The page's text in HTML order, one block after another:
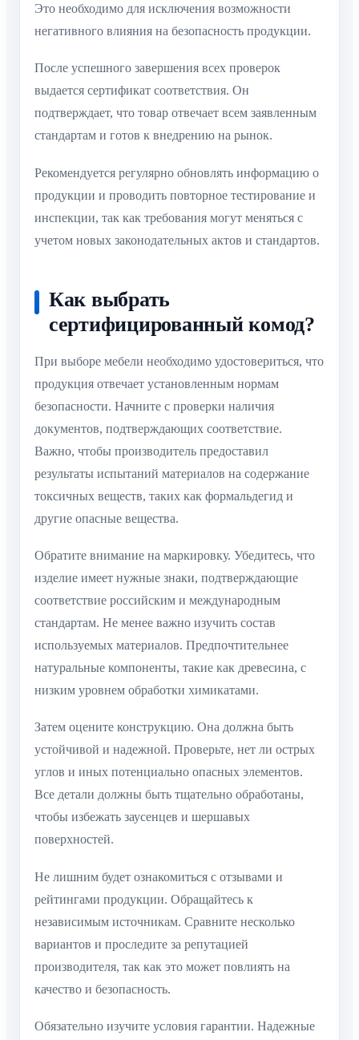
Это необходимо для исключения возможности
негативного влияния на безопасность продукции.
После успешного завершения всех проверок
выдается сертификат соответствия. Он
подтверждает, что товар отвечает всем заявленным
стандартам и готов к внедрению на рынок.
Рекомендуется регулярно обновлять информацию о
продукции и проводить повторное тестирование и
инспекции, так как требования могут меняться с
учетом новых законодательных актов и стандартов.
Как выбрать
сертифицированный комод?
При выборе мебели необходимо удостовериться, что
продукция отвечает установленным нормам
безопасности. Начните с проверки наличия
документов, подтверждающих соответствие.
Важно, чтобы производитель предоставил
результаты испытаний материалов на содержание
токсичных веществ, таких как формальдегид и
другие опасные вещества.
Обратите внимание на маркировку. Убедитесь, что
изделие имеет нужные знаки, подтверждающие
соответствие российским и международным
стандартам. Не менее важно изучить состав
используемых материалов. Предпочтительнее
натуральные компоненты, такие как древесина, с
низким уровнем обработки химикатами.
Затем оцените конструкцию. Она должна быть
устойчивой и надежной. Проверьте, нет ли острых
углов и иных потенциально опасных элементов.
Все детали должны быть тщательно обработаны,
чтобы избежать заусенцев и шершавых
поверхностей.
Не лишним будет ознакомиться с отзывами и
рейтингами продукции. Обращайтесь к
независимым источникам. Сравните несколько
вариантов и проследите за репутацией
производителя, так как это может повлиять на
качество и безопасность.
Обязательно изучите условия гарантии. Надежные